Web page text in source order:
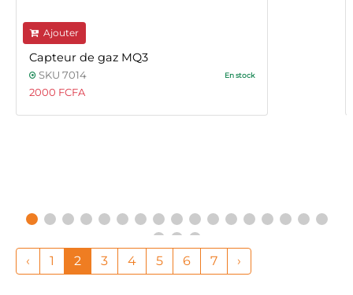
Ajouter
Capteur de gaz MQ3
SKU 7014 En stock
2000 FCFA
‹ 1 2 3 4 5 6 7 ›